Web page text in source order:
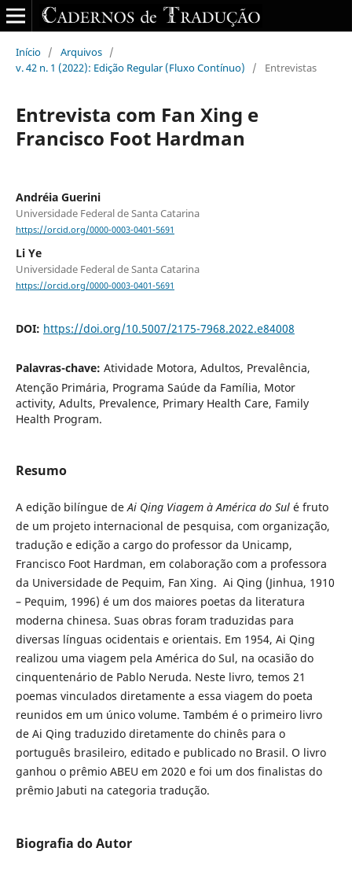
Início / Arquivos /
v. 42 n. 1 (2022): Edição Regular (Fluxo Contínuo)
/ Entrevistas
Entrevista com Fan Xing e
Francisco Foot Hardman
Andréia Guerini
Universidade Federal de Santa Catarina
https://orcid.org/0000-0003-0401-5691
Li Ye
Universidade Federal de Santa Catarina
https://orcid.org/0000-0003-0401-5691
DOI: https://doi.org/10.5007/2175-7968.2022.e84008
Palavras-chave: Atividade Motora, Adultos, Prevalência,
Atenção Primária, Programa Saúde da Família, Motor
activity, Adults, Prevalence, Primary Health Care, Family
Health Program.
Resumo
A edição bilíngue deAi Qing Viagem à América do Sulé fruto
de um projeto internacional de pesquisa, com organização,
tradução e edição a cargo do professor da Unicamp,
Francisco Foot Hardman, em colaboração com a professora
da Universidade de Pequim, Fan Xing. Ai Qing (Jinhua, 1910
– Pequim, 1996) é um dos maiores poetas da literatura
moderna chinesa. Suas obras foram traduzidas para
diversas línguas ocidentais e orientais. Em 1954, Ai Qing
realizou uma viagem pela América do Sul, na ocasião do
cinquentenário de Pablo Neruda. Neste livro, temos 21
poemas vinculados diretamente a essa viagem do poeta
reunidos em um único volume. Também é o primeiro livro
de Ai Qing traduzido diretamente do chinês para o
português brasileiro, editado e publicado no Brasil. O livro
ganhou o prêmio ABEU em 2020 e foi um dos finalistas do
prêmio Jabuti na categoria tradução.
Biografia do Autor